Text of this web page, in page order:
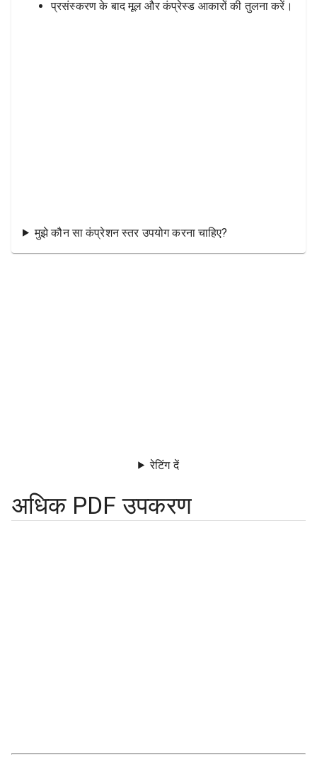
प्रसंस्करण के बाद मूल और कंप्रेस्ड आकारों की तुलना करें।
मुझे कौन सा कंप्रेशन स्तर उपयोग करना चाहिए?
रेटिंग दें
अधिक PDF उपकरण